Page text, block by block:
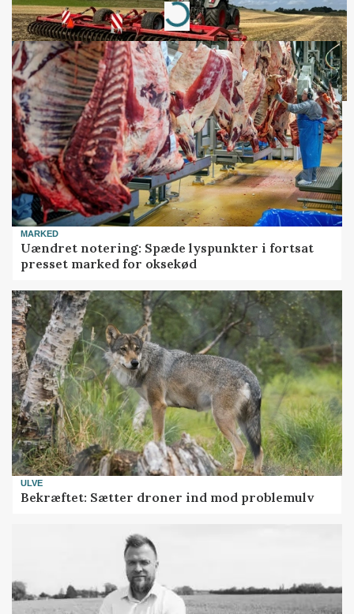
Loading...
MARKED
Uændret notering: Spæde lyspunkter i fortsat
presset marked for oksekød
ULVE
Bekræftet: Sætter droner ind mod problemulv